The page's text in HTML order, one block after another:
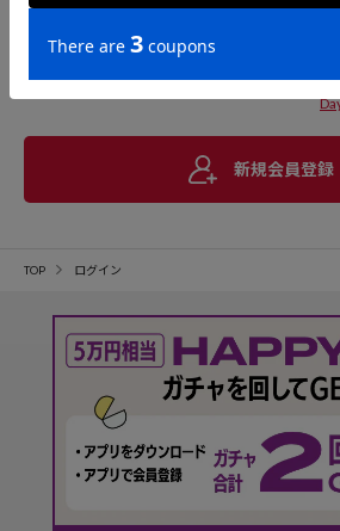
新規会員登録
TOP ログイン